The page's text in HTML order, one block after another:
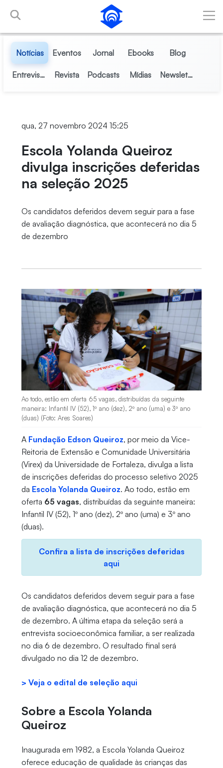
Pular para o Conteúdo principal
Notícias Eventos Jornal Ebooks Blog
Entrevistas Revista Podcasts Mídias Newsletter
qua, 27 novembro 2024 15:25
Escola Yolanda Queiroz
divulga inscrições deferidas
na seleção 2025
Os candidatos deferidos devem seguir para a fase
de avaliação diagnóstica, que acontecerá no dia 5
de dezembro
Ao todo, estão em oferta 65 vagas, distribuídas da seguinte
maneira: Infantil IV (52), 1º ano (dez), 2º ano (uma) e 3º ano
(duas) (Foto: Ares Soares)
A Fundação Edson Queiroz, por meio da Vice-
Reitoria de Extensão e Comunidade Universitária
(Virex) da Universidade de Fortaleza, divulga a lista
de inscrições deferidas do processo seletivo 2025
da Escola Yolanda Queiroz. Ao todo, estão em
oferta 65 vagas, distribuídas da seguinte maneira:
Infantil IV (52), 1º ano (dez), 2º ano (uma) e 3º ano
(duas).
Confira a lista de inscrições deferidas
aqui
Os candidatos deferidos devem seguir para a fase
de avaliação diagnóstica, que acontecerá no dia 5
de dezembro. A última etapa da seleção será a
entrevista socioeconômica familiar, a ser realizada
no dia 6 de dezembro. O resultado final será
divulgado no dia 12 de dezembro.
> Veja o edital de seleção aqui
Sobre a Escola Yolanda
Queiroz
Inaugurada em 1982, a Escola Yolanda Queiroz
oferece educação de qualidade às crianças das